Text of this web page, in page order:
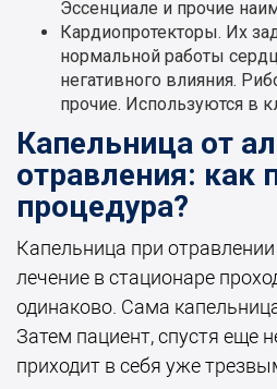
Эссенциале и прочие
Кардиопротекторы. Их
нормальной работы
негативного влияния.
прочие. Используются в
Капельница от
отравления: как
процедура?
Капельница при
лечение в стационаре
одинаково. Сама
Затем пациент, спустя еще
приходит в себя уже